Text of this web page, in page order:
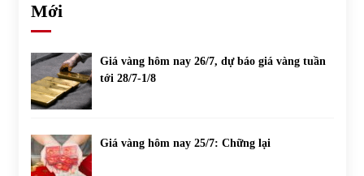
Mới
Giá vàng hôm nay 26/7, dự báo giá vàng tuần
tới 28/7-1/8
Giá vàng hôm nay 25/7: Chững lại